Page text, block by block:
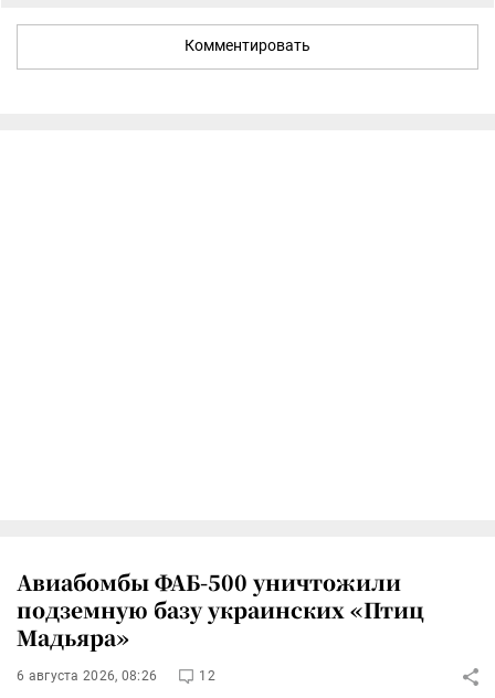
Комментировать
Авиабомбы ФАБ-500 уничтожили
подземную базу украинских «Птиц
Мадьяра»
6 августа 2026, 08:26 12